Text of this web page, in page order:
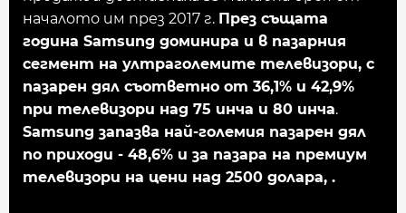
началото им през 2017 г. През същата
година Samsung доминира и в пазарния
сегмент на ултраголемите телевизори, с
пазарен дял съответно от 36,1% и 42,9%
при телевизори над 75 инча и 80 инча.
Samsung запазва най‐големия пазарен дял
по приходи ‐ 48,6% и за пазара на премиум
телевизори на цени над 2500 долара, .